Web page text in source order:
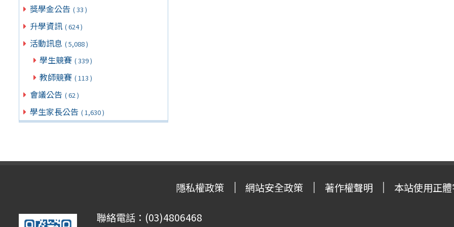
獎學金公告 ( 33 )
升學資訊 ( 624 )
活動訊息 ( 5,088 )
學生競賽 ( 339 )
教師競賽 ( 113 )
會議公告 ( 62 )
學生家長公告 ( 1,630 )
隱私權政策 網站安全政策 著作權聲明 本站使用正
聯絡電話：(03)4806468